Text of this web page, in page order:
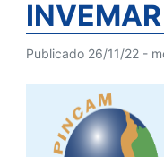
Publicado 26/11/22 -